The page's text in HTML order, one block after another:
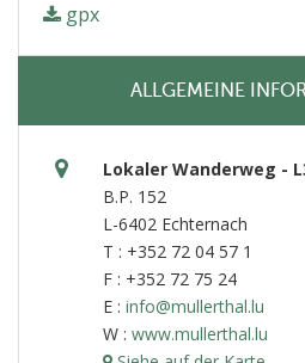
gpx
ALLGEMEINE
Lokaler Wanderweg -
B.P. 152
L-6402 Echternach
T : +352 72 04 57 1
F : +352 72 75 24
E : info@mullerthal.lu
W : www.mullerthal.lu